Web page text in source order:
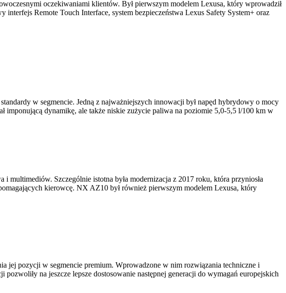
oczekiwaniami klientów. Był pierwszym modelem Lexusa, który wprowadził
Remote Touch Interface, system bezpieczeństwa Lexus Safety System+ oraz
w segmencie. Jedną z najważniejszych innowacji był napęd hybrydowy o mocy
imponującą dynamikę, ale także niskie zużycie paliwa na poziomie 5,0-5,5 l/100 km w
multimediów. Szczególnie istotna była modernizacja z 2017 roku, która przyniosła
kierowcę. NX AZ10 był również pierwszym modelem Lexusa, który
jej pozycji w segmencie premium. Wprowadzone w nim rozwiązania techniczne i
na jeszcze lepsze dostosowanie następnej generacji do wymagań europejskich